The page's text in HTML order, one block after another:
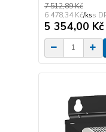
7 512,89 Kč
6 478,34 Kč/ks
5 354,00 Kč